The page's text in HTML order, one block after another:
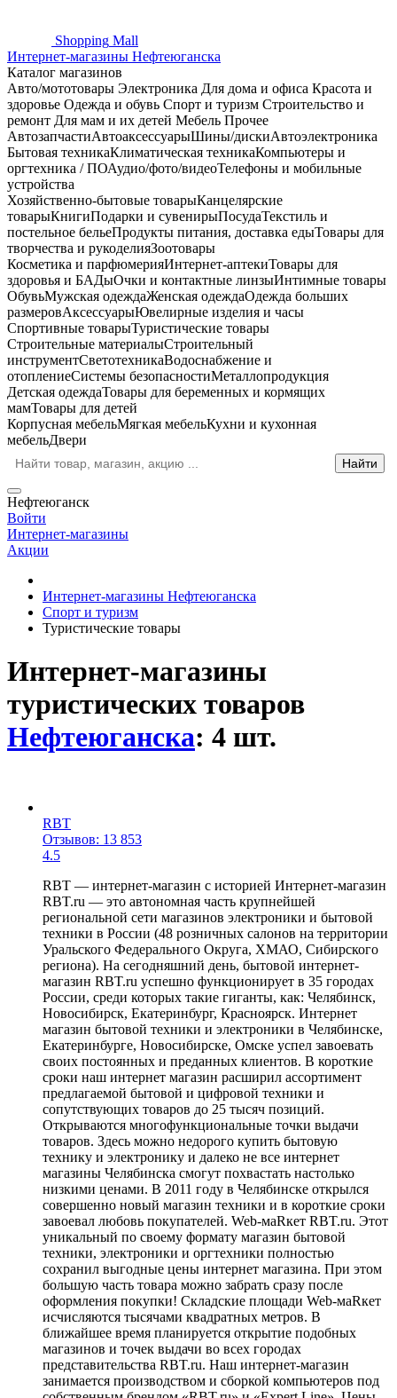
Shopping Mall
Интернет-магазины Нефтеюганска
Каталог магазинов
Авто/мототовары Электроника Для дома и офиса Красота и
здоровье Одежда и обувь Спорт и туризм Строительство и
ремонт Для мам и их детей Мебель Прочее
АвтозапчастиАвтоаксессуарыШины/дискиАвтоэлектроника
Бытовая техникаКлиматическая техникаКомпьютеры и
оргтехника / ПОАудио/фото/видеоТелефоны и мобильные
устройства
Хозяйственно-бытовые товарыКанцелярские
товарыКнигиПодарки и сувенирыПосудаТекстиль и
постельное бельеПродукты питания, доставка едыТовары для
творчества и рукоделияЗоотовары
Косметика и парфюмерияИнтернет-аптекиТовары для
здоровья и БАДыОчки и контактные линзыИнтимные товары
ОбувьМужская одеждаЖенская одеждаОдежда больших
размеровАксессуарыЮвелирные изделия и часы
Спортивные товарыТуристические товары
Строительные материалыСтроительный
инструментСветотехникаВодоснабжение и
отоплениеСистемы безопасностиМеталлопродукция
Детская одеждаТовары для беременных и кормящих
мамТовары для детей
Корпусная мебельМягкая мебельКухни и кухонная
мебельДвери
Нефтеюганск
Войти
Интернет-магазины
Акции
Интернет-магазины Нефтеюганска
Спорт и туризм
Туристические товары
Интернет-магазины
туристических товаров
Нефтеюганска: 4 шт.
RBT
Отзывов: 13 853
4.5
RBT — интернет-магазин с историей Интернет-магазин
RBT.ru — это автономная часть крупнейшей
региональной сети магазинов электроники и бытовой
техники в России (48 розничных салонов на территории
Уральского Федерального Округа, ХМАО, Сибирского
региона). На сегодняшний день, бытовой интернет-
магазин RBT.ru успешно функционирует в 35 городах
России, среди которых такие гиганты, как: Челябинск,
Новосибирск, Екатеринбург, Красноярск. Интернет
магазин бытовой техники и электроники в Челябинске,
Екатеринбурге, Новосибирске, Омске успел завоевать
своих постоянных и преданных клиентов. В короткие
сроки наш интернет магазин расширил ассортимент
предлагаемой бытовой и цифровой техники и
сопутствующих товаров до 25 тысяч позиций.
Открываются многофункциональные точки выдачи
товаров. Здесь можно недорого купить бытовую
технику и электронику и далеко не все интернет
магазины Челябинска смогут похвастать настолько
низкими ценами. В 2011 году в Челябинске открылся
совершенно новый магазин техники и в короткие сроки
завоевал любовь покупателей. Web-маRкет RBT.ru. Этот
уникальный по своему формату магазин бытовой
техники, электроники и оргтехники полностью
сохранил выгодные цены интернет магазина. При этом
большую часть товара можно забрать сразу после
оформления покупки! Складские площади Web-маRкет
исчисляются тысячами квадратных метров. В
ближайшее время планируется открытие подобных
магазинов и точек выдачи во всех городах
представительства RBT.ru. Наш интернет-магазин
занимается производством и сборкой компьютеров под